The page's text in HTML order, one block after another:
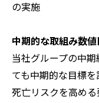
の実施
中期的な取組み数
当社グループの中
ても中期的な目標を
死亡リスクを高め